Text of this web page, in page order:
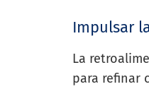
Impulsar
La
para refinar